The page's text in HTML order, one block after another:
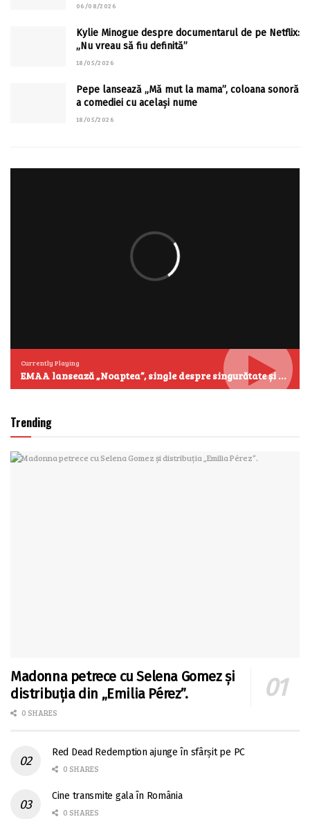
06/08/2026
Kylie Minogue despre documentarul de pe Netflix:
„Nu vreau să fiu definită”
18/05/2026
Pepe lansează „Mă mut la mama”, coloana sonoră
a comediei cu același nume
18/05/2026
Currently Playing
EMAA lansează „Noaptea”, single despre singurătate și emoțiile care se aud cel mai clar după miezul nopții
Trending
Madonna petrece cu Selena Gomez și
distribuția din „Emilia Pérez”.
0 SHARES
Red Dead Redemption ajunge în sfârșit pe PC
0 SHARES
Cine transmite gala în România
0 SHARES